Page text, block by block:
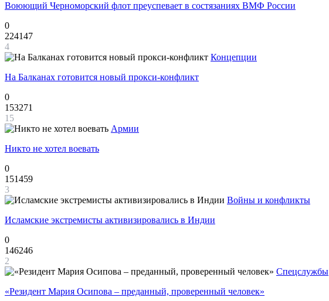
Воюющий Черноморский флот преуспевает в состязаниях ВМФ России
0
224147
4
Концепции
На Балканах готовится новый прокси-конфликт
0
153271
15
Армии
Никто не хотел воевать
0
151459
3
Войны и конфликты
Исламские экстремисты активизировались в Индии
0
146246
2
Спецслужбы
«Резидент Мария Осипова – преданный, проверенный человек»